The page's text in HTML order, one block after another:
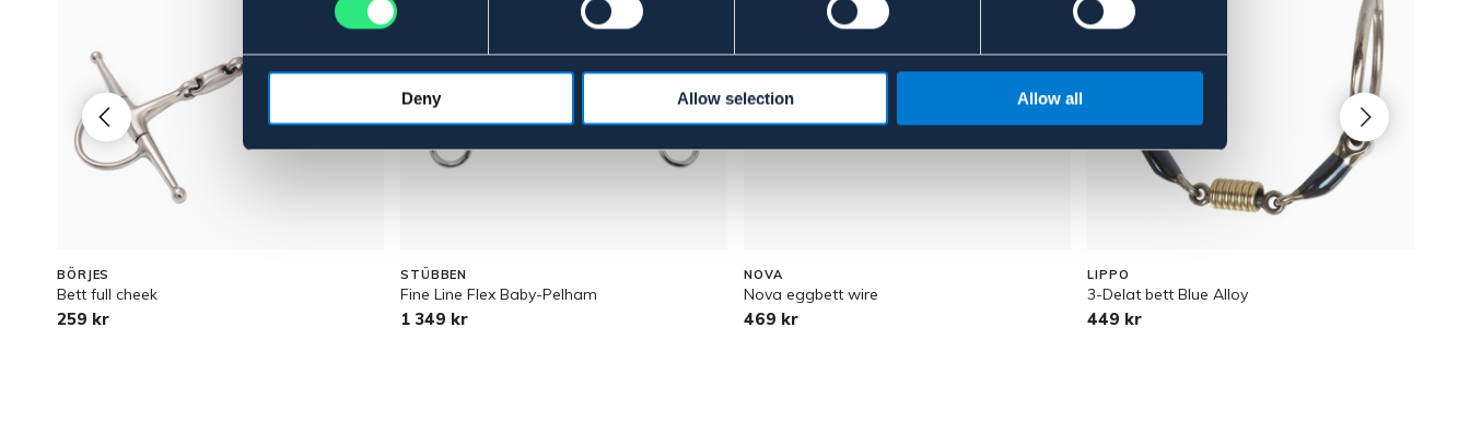
Deny Allow selection Allow all
BÖRJES
Bett full cheek
259 kr
STÜBBEN
Fine Line Flex Baby-Pelham
1 349 kr
NOVA
Nova eggbett wire
469 kr
LIPPO
3-Delat bett Blue Alloy
449 kr